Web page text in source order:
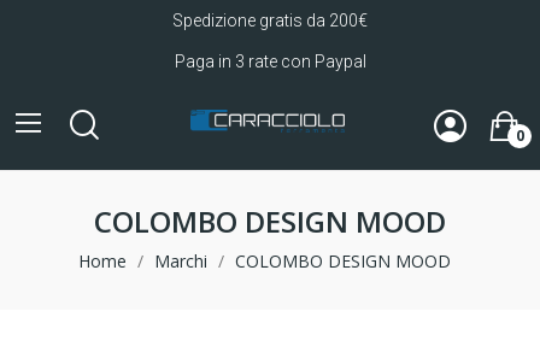
Spedizione gratis da 200€
Paga in 3 rate con Paypal
0
COLOMBO DESIGN MOOD
Home Marchi COLOMBO DESIGN MOOD